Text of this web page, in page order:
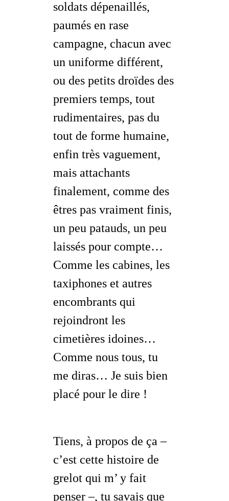
soldats dépenaillés,
paumés en rase
campagne, chacun avec
un uniforme différent,
ou des petits droïdes des
premiers temps, tout
rudimentaires, pas du
tout de forme humaine,
enfin très vaguement,
mais attachants
finalement, comme des
êtres pas vraiment finis,
un peu patauds, un peu
laissés pour compte…
Comme les cabines, les
taxiphones et autres
encombrants qui
rejoindront les
cimetières idoines…
Comme nous tous, tu
me diras… Je suis bien
placé pour le dire !
Tiens, à propos de ça –
c’est cette histoire de
grelot qui m’ y fait
penser–, tu savais que